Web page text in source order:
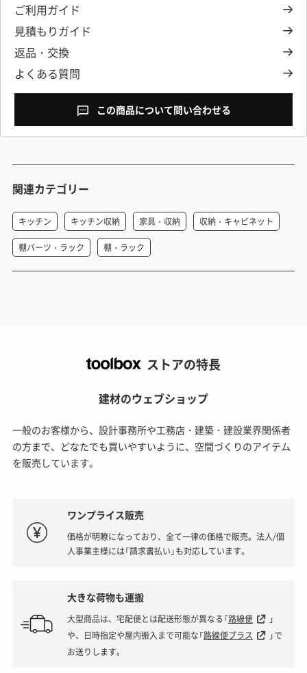
ご利用ガイド
見積もりガイド
返品・交換
よくある質問
この商品について問い合わせる
関連カテゴリー
キッチン キッチン収納 家具・収納 収納・キャビネット
棚パーツ・ラック 棚・ラック
ストアの特長
建材のウェブショップ
一般のお客様から、設計事務所や工務店・建築・建設業界関係者
の方まで、どなたでも買いやすいように、空間づくりのアイテム
を販売しています。
ワンプライス販売
価格が明瞭になっており、全て一律の価格で販売。法人/個
人事業主様には「請求書払い」も対応しています。
大きな荷物も運搬
大型商品は、宅配便とは配送形態が異なる「路線便
」
や、日時指定や屋内搬入まで可能な「路線便プラス
」で
お送りします。